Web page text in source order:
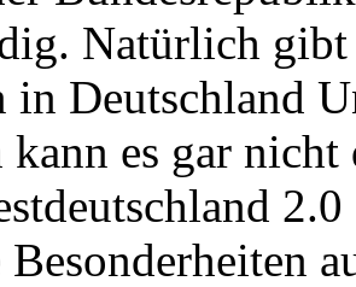
Natürlich gibt
in Deutschland
es gar nicht